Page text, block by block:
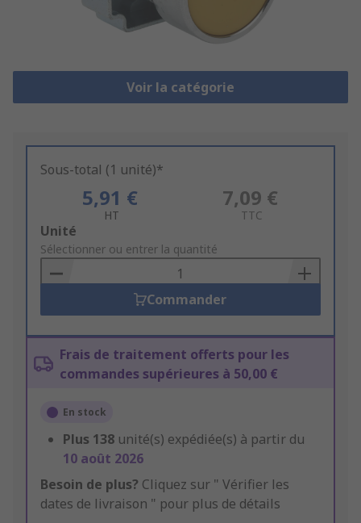
Voir la catégorie
Sous-total (1 unité)*
5,91 €
HT
7,09 €
TTC
Add
to
Basket
Unité
Sélectionner ou entrer la quantité
Commander
Frais de traitement offerts pour les
commandes supérieures à 50,00 €
En stock
Plus 138 unité(s) expédiée(s) à partir du
10 août 2026
Besoin de plus? Cliquez sur " Vérifier les
dates de livraison " pour plus de détails